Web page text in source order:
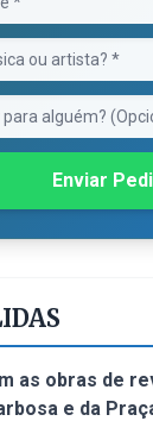
Enviar
as obras de
e da